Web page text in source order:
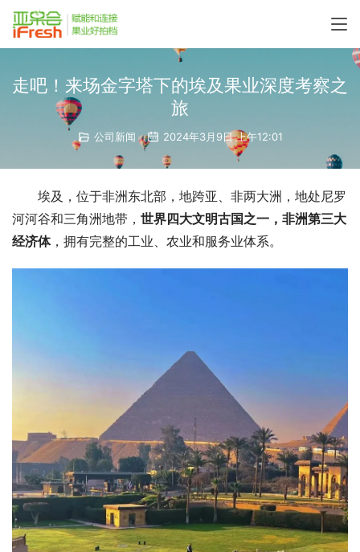
走吧！来场金字塔下的埃及果业深度考察之
旅
公司新闻 2024年3月9日 上午12:01
埃及，位于非洲东北部，地跨亚、非两大洲，地处尼罗
河河谷和三角洲地带， 世界四大文明古国之一，非洲第三大
经济体，拥有完整的工业、农业和服务业体系。